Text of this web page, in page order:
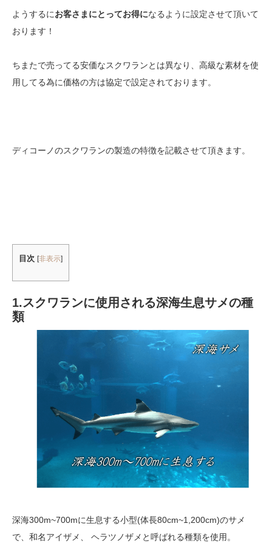
ようするにお客さまにとってお得になるように設定させて頂いて
おります！
ちまたで売ってる安価なスクワランとは異なり、高級な素材を使
用してる為に価格の方は協定で設定されております。
ディコーノのスクワランの製造の特徴を記載させて頂きます。
目次 [非表示]
1.スクワランに使用される深海生息サメの種
類
深海300m~700mに生息する小型(体長80cm~1,200cm)のサメ
で、和名アイザメ、 ヘラツノザメと呼ばれる種類を使用。